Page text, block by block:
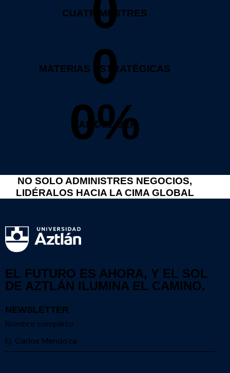
CUATRIMESTRES
0
MATERIAS ESTRATÉGICAS
0%
VALIDEZ SEP
NO SOLO ADMINISTRES NEGOCIOS,
LIDÉRALOS HACIA LA CIMA GLOBAL
EL FUTURO ES AHORA, Y EL SOL
DE AZTLÁN ILUMINA EL CAMINO.
NEWSLETTER
Nombre completo